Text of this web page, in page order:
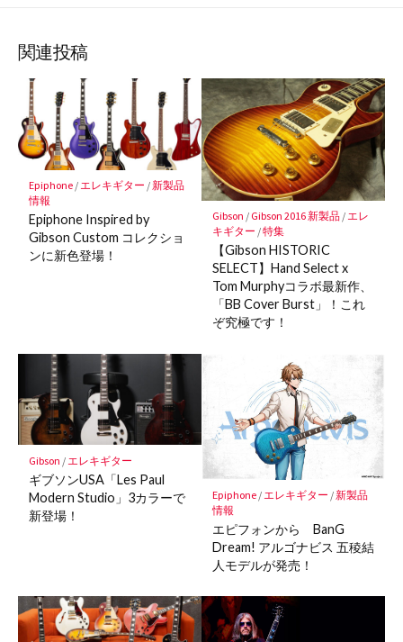
ア
マ
ー
ク
に
保
存
関連投稿
Epiphone/エレキギター /新製品
情報
Epiphone Inspired by
Gibson Custom コレクショ
ンに新色登場！
Gibson / Gibson 2016 新製品/エレ
キギター /特集
【Gibson HISTORIC
SELECT】Hand Select x
Tom Murphyコラボ最新作、
「BB Cover Burst」！これ
ぞ究極です！
Gibson / エレキギター
ギブソンUSA「Les Paul
Modern Studio」3カラーで
新登場！
Epiphone/ エレキギター /新製品
情報
エピフォンから BanG
Dream! アルゴナビス 五稜結
人モデルが発売！